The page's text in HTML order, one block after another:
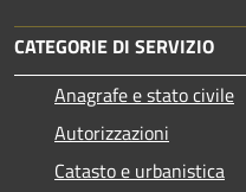
CATEGORIE DI SERVIZIO
Anagrafe e stato civile
Autorizzazioni
Catasto e urbanistica